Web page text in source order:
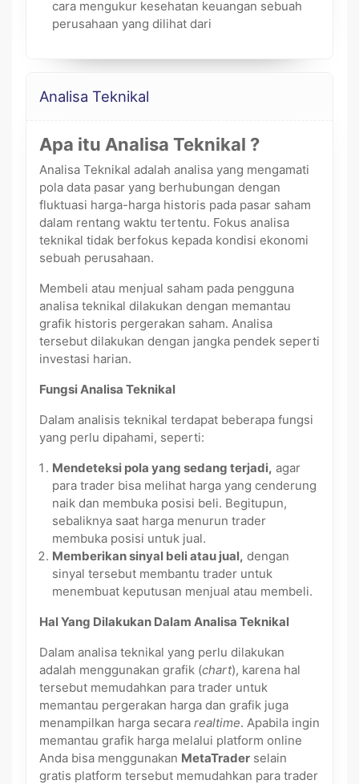
cara mengukur kesehatan keuangan sebuah
perusahaan yang dilihat dari
Analisa Teknikal
Apa itu Analisa Teknikal ?
Analisa Teknikal adalah analisa yang mengamati
pola data pasar yang berhubungan dengan
fluktuasi harga-harga historis pada pasar saham
dalam rentang waktu tertentu. Fokus analisa
teknikal tidak berfokus kepada kondisi ekonomi
sebuah perusahaan.
Membeli atau menjual saham pada pengguna
analisa teknikal dilakukan dengan memantau
grafik historis pergerakan saham. Analisa
tersebut dilakukan dengan jangka pendek seperti
investasi harian.
Fungsi Analisa Teknikal
Dalam analisis teknikal terdapat beberapa fungsi
yang perlu dipahami, seperti:
Mendeteksi pola yang sedang terjadi, agar
para trader bisa melihat harga yang cenderung
naik dan membuka posisi beli. Begitupun,
sebaliknya saat harga menurun trader
membuka posisi untuk jual.
Memberikan sinyal beli atau jual, dengan
sinyal tersebut membantu trader untuk
menembuat keputusan menjual atau membeli.
Hal Yang Dilakukan Dalam Analisa Teknikal
Dalam analisa teknikal yang perlu dilakukan
adalah menggunakan grafik (chart), karena hal
tersebut memudahkan para trader untuk
memantau pergerakan harga dan grafik juga
menampilkan harga secara realtime. Apabila ingin
memantau grafik harga melalui platform online
Anda bisa menggunakan MetaTrader selain
gratis platform tersebut memudahkan para trader